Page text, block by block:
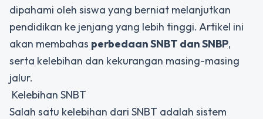
dipahami oleh siswa yang berniat melanjutkan
pendidikan ke jenjang yang lebih tinggi. Artikel ini
akan membahas perbedaan SNBT dan SNBP,
serta kelebihan dan kekurangan masing-masing
jalur.
Kelebihan SNBT
Salah satu kelebihan dari SNBT adalah sistem